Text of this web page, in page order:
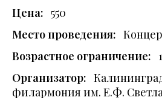
Цена: 550
Место проведения:
Возрастное ограничение:
Организатор:
филармония им. Е.Ф.